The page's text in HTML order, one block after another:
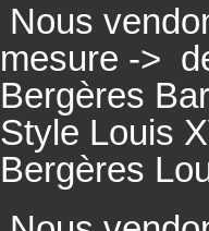
Nous
mesure ->
Bergères
Style Louis
Bergères